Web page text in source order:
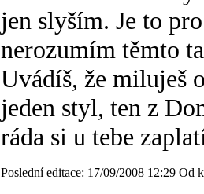
jen slyším. Je to
nerozumím těmto
Uvádíš, že miluješ
jeden styl, ten z
ráda si u tebe
Poslední editace: 17/09/2008 12:29 Od